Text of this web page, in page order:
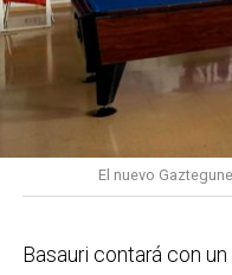
El nuevo
Basauri contará con un